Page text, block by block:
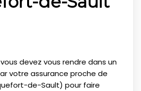
devez vous rendre dans un
votre assurance proche de
de-Sault) pour faire